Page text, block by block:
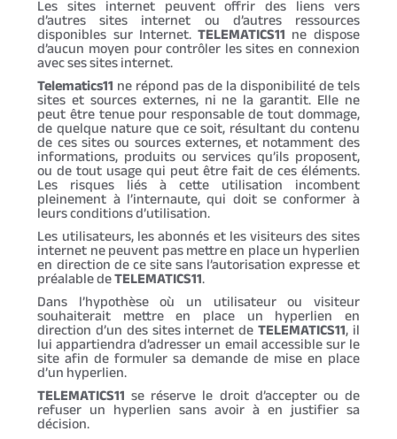
Les sites internet peuvent offrir des liens vers
d’autres sites internet ou d’autres ressources
disponibles sur Internet.TELEMATICS11 ne dispose
d’aucun moyen pour contrôler les sites en connexion
avec ses sites internet.
Telematics11 ne répond pas de la disponibilité de tels
sites et sources externes, ni ne la garantit. Elle ne
peut être tenue pour responsable de tout dommage,
de quelque nature que ce soit, résultant du contenu
de ces sites ou sources externes, et notamment des
informations, produits ou services qu’ils proposent,
ou de tout usage qui peut être fait de ces éléments.
Les risques liés à cette utilisation incombent
pleinement à l’internaute, qui doit se conformer à
leurs conditions d’utilisation.
Les utilisateurs, les abonnés et les visiteurs des sites
internet ne peuvent pas mettre en place un hyperlien
en direction de ce site sans l’autorisation expresse et
préalable deTELEMATICS11.
Dans l’hypothèse où un utilisateur ou visiteur
souhaiterait mettre en place un hyperlien en
direction d’un des sites internet deTELEMATICS11, il
lui appartiendra d’adresser un email accessible sur le
site afin de formuler sa demande de mise en place
d’un hyperlien.
TELEMATICS11 se réserve le droit d’accepter ou de
refuser un hyperlien sans avoir à en justifier sa
décision.